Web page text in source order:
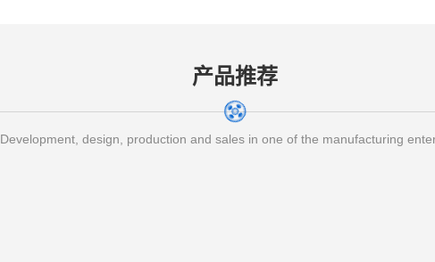
产品推荐
Development, design, production and sales in one of the manufacturing